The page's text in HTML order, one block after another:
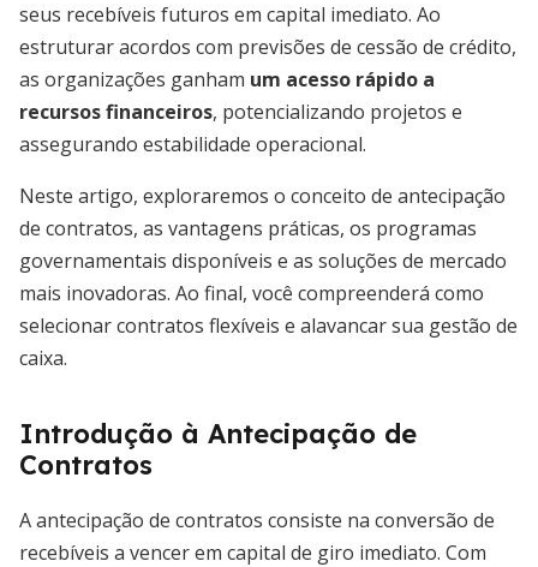
seus recebíveis futuros em capital imediato. Ao
estruturar acordos com previsões de cessão de crédito,
as organizações ganham um acesso rápido a
recursos financeiros, potencializando projetos e
assegurando estabilidade operacional.
Neste artigo, exploraremos o conceito de antecipação
de contratos, as vantagens práticas, os programas
governamentais disponíveis e as soluções de mercado
mais inovadoras. Ao final, você compreenderá como
selecionar contratos flexíveis e alavancar sua gestão de
caixa.
Introdução à Antecipação de
Contratos
A antecipação de contratos consiste na conversão de
recebíveis a vencer em capital de giro imediato. Com